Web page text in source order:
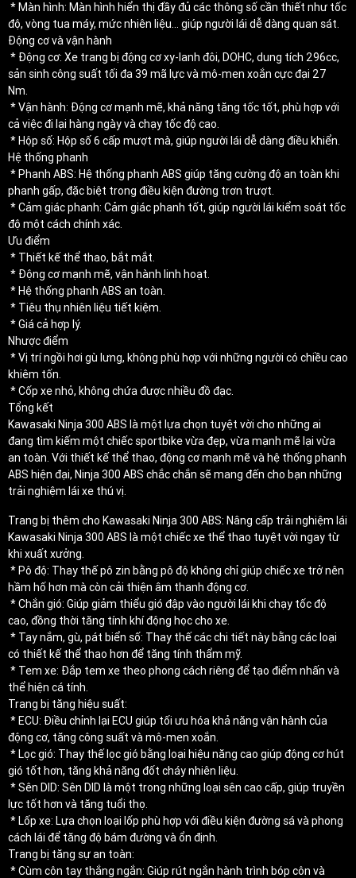
* Màn hình: Màn hình hiển thị đầy đủ các thông số cần thiết như tốc
độ, vòng tua máy, mức nhiên liệu... giúp người lái dễ dàng quan sát.
Động cơ và vận hành
* Động cơ: Xe trang bị động cơ xy-lanh đôi, DOHC, dung tích 296cc,
sản sinh công suất tối đa 39 mã lực và mô-men xoắn cực đại 27
Nm.
* Vận hành: Động cơ mạnh mẽ, khả năng tăng tốc tốt, phù hợp với
cả việc đi lại hàng ngày và chạy tốc độ cao.
* Hộp số: Hộp số 6 cấp mượt mà, giúp người lái dễ dàng điều khiển.
Hệ thống phanh
* Phanh ABS: Hệ thống phanh ABS giúp tăng cường độ an toàn khi
phanh gấp, đặc biệt trong điều kiện đường trơn trượt.
* Cảm giác phanh: Cảm giác phanh tốt, giúp người lái kiểm soát tốc
độ một cách chính xác.
Ưu điểm
* Thiết kế thể thao, bắt mắt.
* Động cơ mạnh mẽ, vận hành linh hoạt.
* Hệ thống phanh ABS an toàn.
* Tiêu thụ nhiên liệu tiết kiệm.
* Giá cả hợp lý.
Nhược điểm
* Vị trí ngồi hơi gù lưng, không phù hợp với những người có chiều cao
khiêm tốn.
* Cốp xe nhỏ, không chứa được nhiều đồ đạc.
Tổng kết
Kawasaki Ninja 300 ABS là một lựa chọn tuyệt vời cho những ai
đang tìm kiếm một chiếc sportbike vừa đẹp, vừa mạnh mẽ lại vừa
an toàn. Với thiết kế thể thao, động cơ mạnh mẽ và hệ thống phanh
ABS hiện đại, Ninja 300 ABS chắc chắn sẽ mang đến cho bạn những
trải nghiệm lái xe thú vị.
Trang bị thêm cho Kawasaki Ninja 300 ABS: Nâng cấp trải nghiệm lái
Kawasaki Ninja 300 ABS là một chiếc xe thể thao tuyệt vời ngay từ
khi xuất xưởng.
* Pô độ: Thay thế pô zin bằng pô độ không chỉ giúp chiếc xe trở nên
hầm hố hơn mà còn cải thiện âm thanh động cơ.
* Chắn gió: Giúp giảm thiểu gió đập vào người lái khi chạy tốc độ
cao, đồng thời tăng tính khí động học cho xe.
* Tay nắm, gù, pát biển số: Thay thế các chi tiết này bằng các loại
có thiết kế thể thao hơn để tăng tính thẩm mỹ.
* Tem xe: Đắp tem xe theo phong cách riêng để tạo điểm nhấn và
thể hiện cá tính.
Trang bị tăng hiệu suất:
* ECU: Điều chỉnh lại ECU giúp tối ưu hóa khả năng vận hành của
động cơ, tăng công suất và mô-men xoắn.
* Lọc gió: Thay thế lọc gió bằng loại hiệu năng cao giúp động cơ hút
gió tốt hơn, tăng khả năng đốt cháy nhiên liệu.
* Sên DID: Sên DID là một trong những loại sên cao cấp, giúp truyền
lực tốt hơn và tăng tuổi thọ.
* Lốp xe: Lựa chọn loại lốp phù hợp với điều kiện đường sá và phong
cách lái để tăng độ bám đường và ổn định.
Trang bị tăng sự an toàn:
* Cùm côn tay thắng ngắn: Giúp rút ngắn hành trình bóp côn và